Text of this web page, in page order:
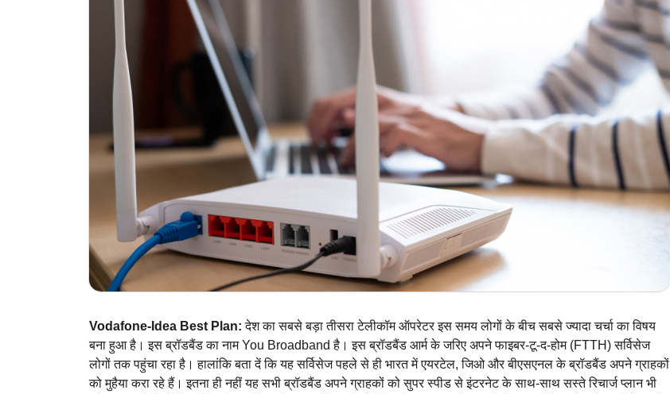
Vodafone-Idea Best Plan: देश का सबसे बड़ा तीसरा टेलीकॉम ऑपरेटर इस समय लोगों के बीच सबसे ज्यादा चर्चा का विषय
बना हुआ है। इस ब्रॉडबैंड का नाम You Broadband है। इस ब्रॉडबैंड आर्म के जरिए अपने फाइबर-टू-द-होम (FTTH) सर्विसेज
लोगों तक पहुंचा रहा है। हालांकि बता दें कि यह सर्विसेज पहले से ही भारत में एयरटेल, जिओ और बीएसएनल के ब्रॉडबैंड अपने ग्राहकों
को मुहैया करा रहे हैं। इतना ही नहीं यह सभी ब्रॉडबैंड अपने ग्राहकों को सुपर स्पीड से इंटरनेट के साथ-साथ सस्ते रिचार्ज प्लान भी